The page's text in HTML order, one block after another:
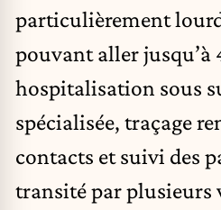
particulièrement
pouvant aller jusqu’à
hospitalisation sous
spécialisée, traçage
contacts et suivi des
transité par plusieurs